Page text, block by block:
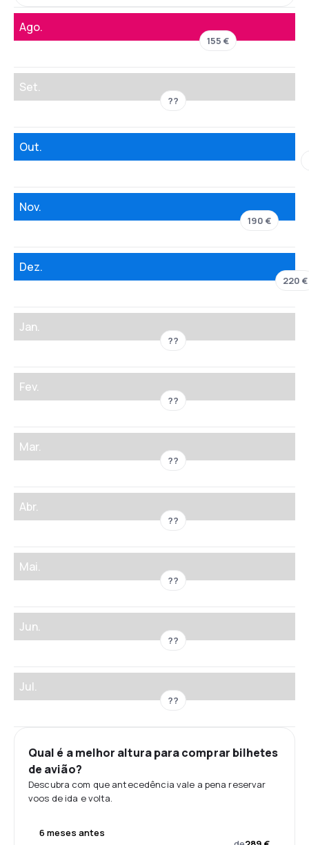
Ago.
155 €
Set.
??
Out.
Nov.
190 €
Dez.
220 €
Jan.
??
Fev.
??
Mar.
??
Abr.
??
Mai.
??
Jun.
??
Jul.
??
Qual é a melhor altura para comprar bilhetes
de avião?
Descubra com que antecedência vale a pena reservar
voos de ida e volta.
6 meses antes